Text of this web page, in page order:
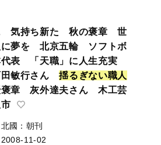
気持ち新た 秋の褒章 世
に夢を 北京五輪 ソフトボ
代表 「天職」に人生充実
敏行さん揺る ぎない職人
章 灰外達夫さん 木工芸
北國：朝刊
2008-11-02